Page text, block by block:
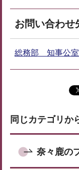
お問い合わせ
総務部 知事公室
同じカテゴリか
奈々鹿の